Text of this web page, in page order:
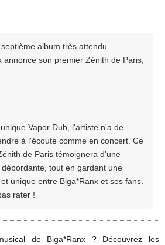
album très attendu
annonce son premier Zénith de Paris,
Vapor Dub, l'artiste n'a de
à l'écoute comme en concert. Ce
de Paris témoignera d'une
tout en gardant une
unique entre Biga*Ranx et ses fans.
rater !
de Biga*Ranx ? Découvrez les